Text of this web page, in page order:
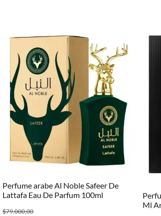
Perfume arabe Al Noble Safeer De
Lattafa Eau De Parfum 100ml
$79.000,00
Ml